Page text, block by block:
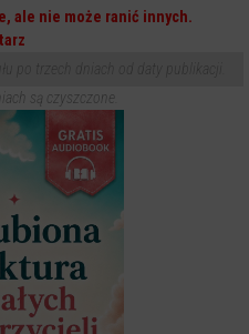
ale nie może ranić innych.
są czyszczone.